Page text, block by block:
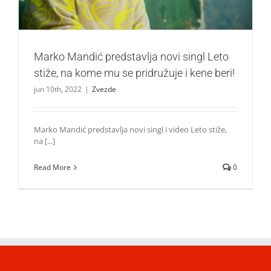
Marko Mandić predstavlja novi singl Leto
stiže, na kome mu se pridružuje i kene beri!
jun 10th, 2022 | Zvezde
Marko Mandić predstavlja novi singl i video Leto stiže,
na [...]
Read More 0